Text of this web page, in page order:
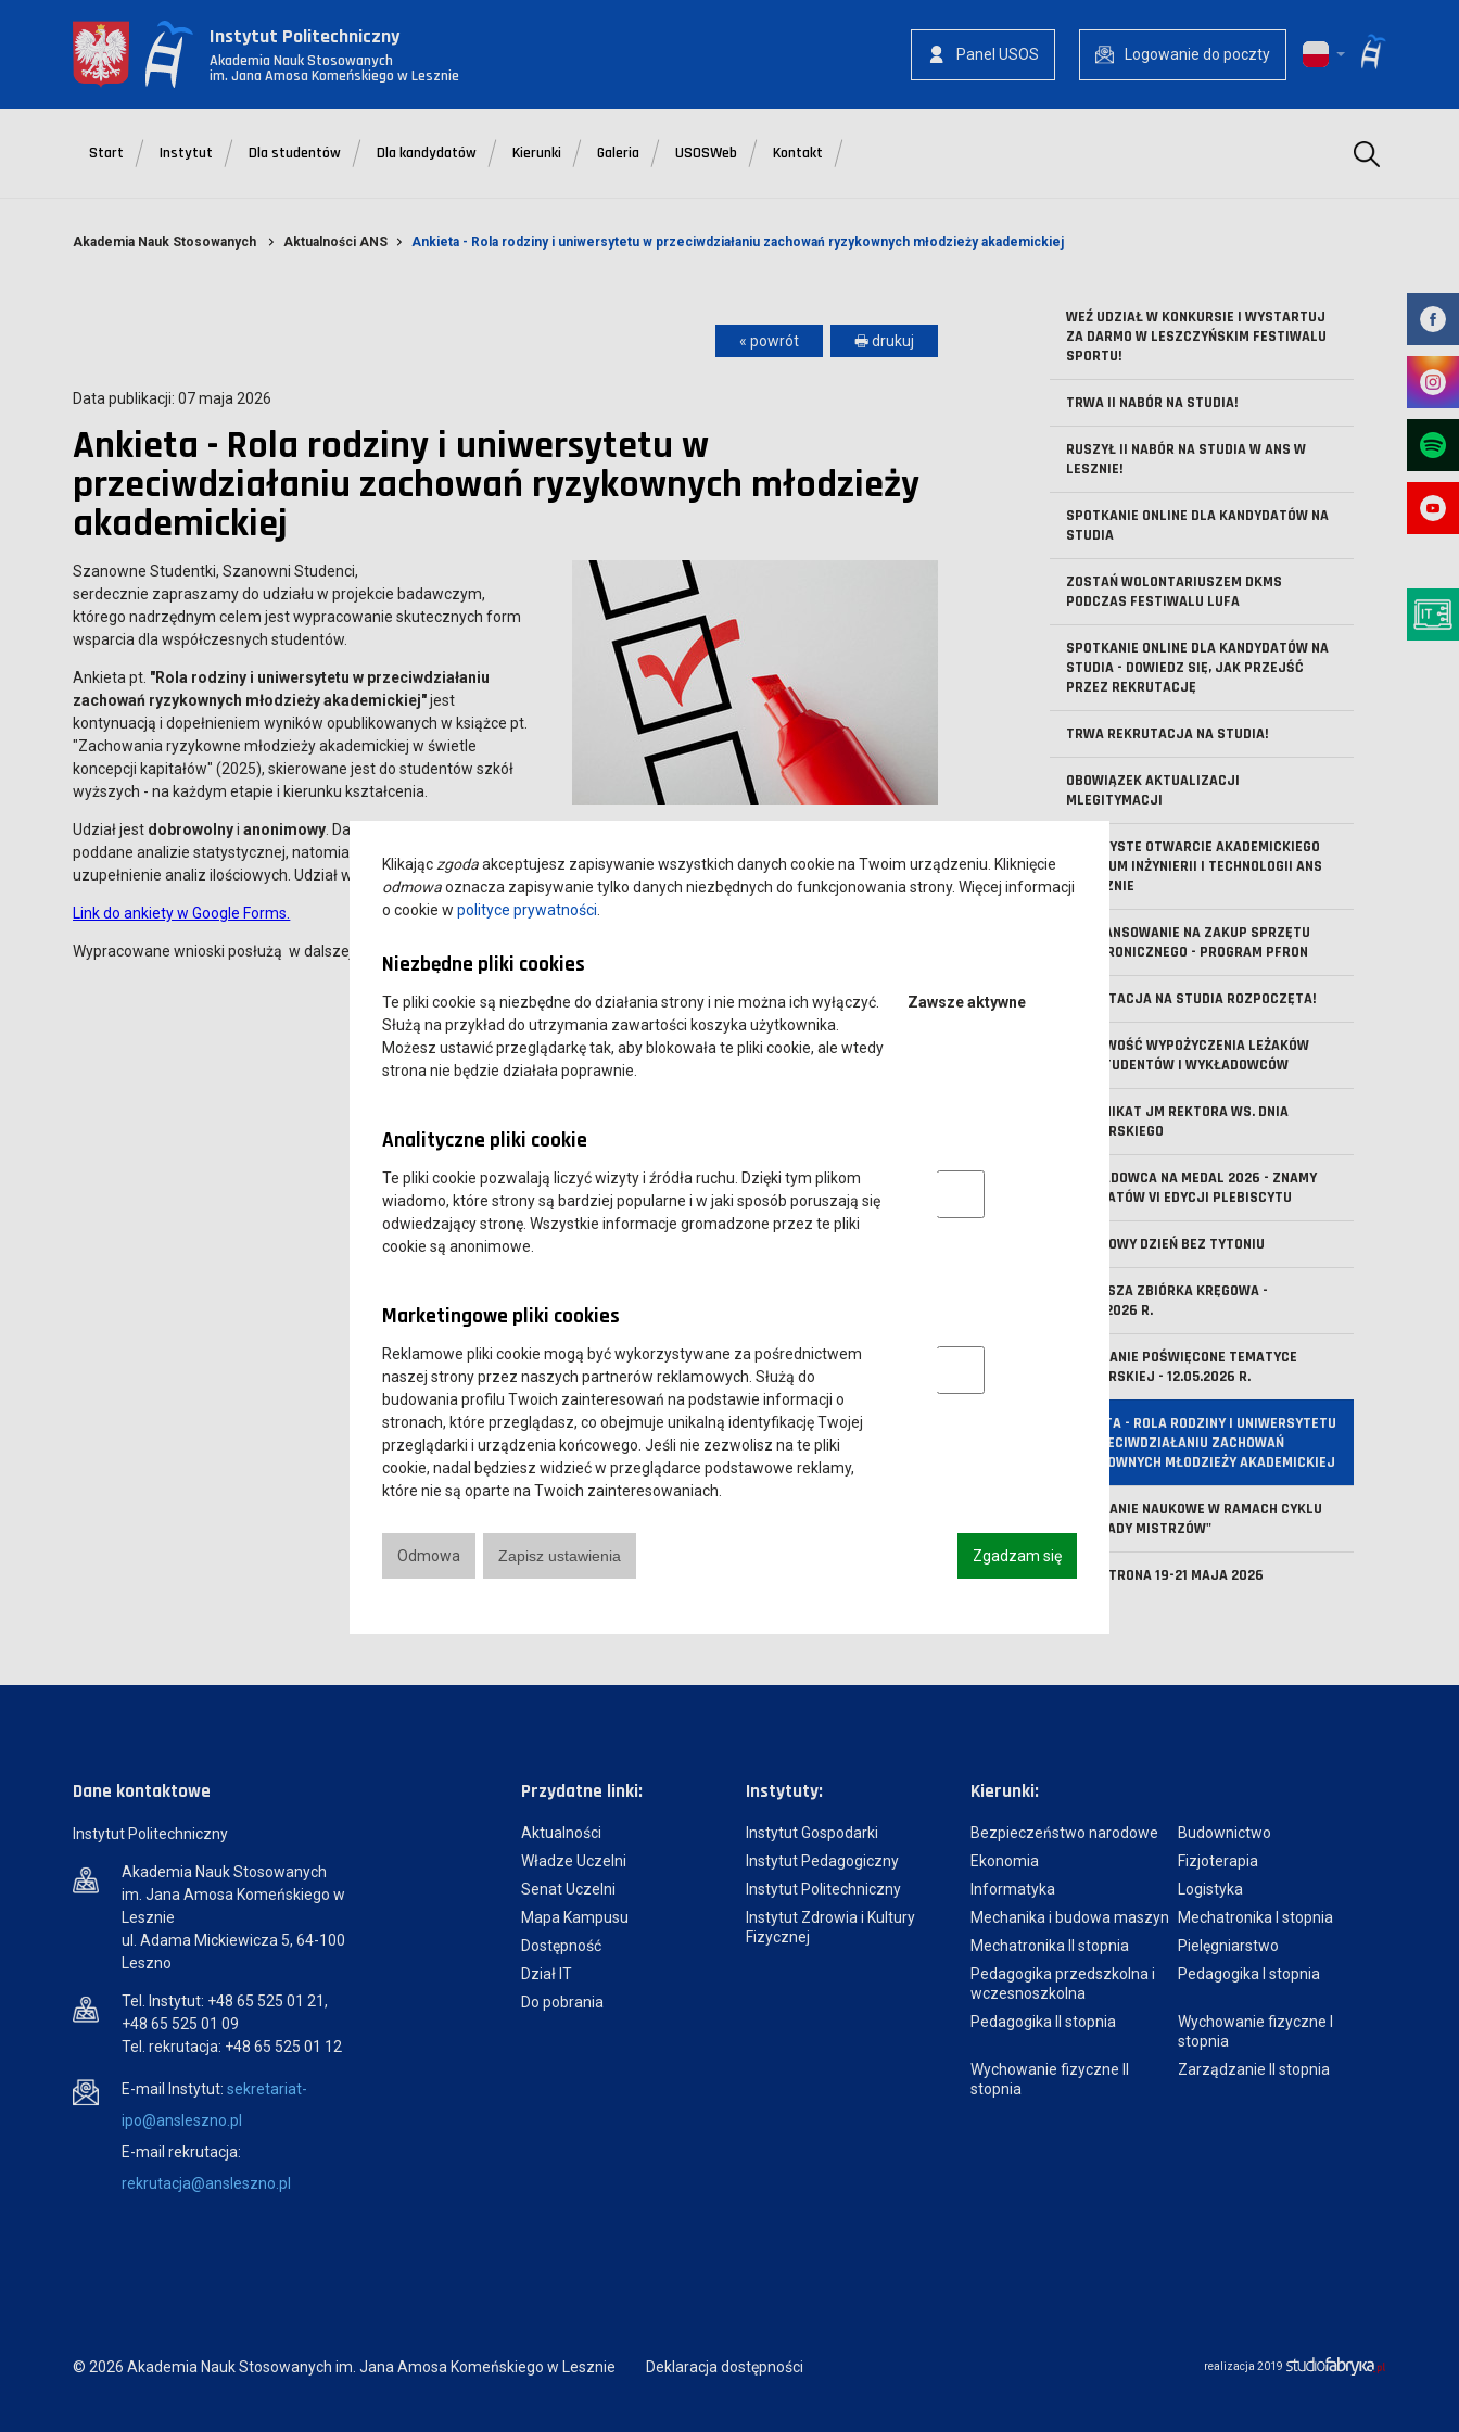
Instytut Politechniczny
Akademia Nauk Stosowanych
im. Jana Amosa Komeńskiego w Lesznie
Panel USOS Logowanie do poczty
Start Instytut Dla studentów Dla kandydatów Kierunki Galeria USOSWeb Kontakt Szukaj
Akademia Nauk Stosowanych Aktualności ANS Ankieta - Rola rodziny i uniwersytetu w przeciwdziałaniu zachowań ryzykownych młodzieży akademickiej
WEŹ UDZIAŁ W KONKURSIE I WYSTARTUJ
ZA DARMO W LESZCZYŃSKIM FESTIWALU
SPORTU!
TRWA II NABÓR NA STUDIA!
RUSZYŁ II NABÓR NA STUDIA W ANS W
LESZNIE!
SPOTKANIE ONLINE DLA KANDYDATÓW NA
STUDIA
ZOSTAŃ WOLONTARIUSZEM DKMS
PODCZAS FESTIWALU LUFA
SPOTKANIE ONLINE DLA KANDYDATÓW NA
STUDIA - DOWIEDZ SIĘ, JAK PRZEJŚĆ
PRZEZ REKRUTACJĘ
TRWA REKRUTACJA NA STUDIA!
OBOWIĄZEK AKTUALIZACJI
MLEGITYMACJI
UROCZYSTE OTWARCIE AKADEMICKIEGO
CENTRUM INŻYNIERII I TECHNOLOGII ANS
W LESZNIE
DOFINANSOWANIE NA ZAKUP SPRZĘTU
ELEKTRONICZNEGO - PROGRAM PFRON
REKRUTACJA NA STUDIA ROZPOCZĘTA!
MOŻLIWOŚĆ WYPOŻYCZENIA LEŻAKÓW
DLA STUDENTÓW I WYKŁADOWCÓW
KOMUNIKAT JM REKTORA WS. DNIA
REKTORSKIEGO
WYKŁADOWCA NA MEDAL 2026 - ZNAMY
LAUREATÓW VI EDYCJI PLEBISCYTU
ŚWIATOWY DZIEŃ BEZ TYTONIU
PIERWSZA ZBIÓRKA KRĘGOWA -
29.05.2026 R.
SPOTKANIE POŚWIĘCONE TEMATYCE
HARCERSKIEJ - 12.05.2026 R.
ANKIETA - ROLA RODZINY I UNIWERSYTETU
W PRZECIWDZIAŁANIU ZACHOWAŃ
RYZYKOWNYCH MŁODZIEŻY AKADEMICKIEJ
SPOTKANIE NAUKOWE W RAMACH CYKLU
"WYKŁADY MISTRZÓW"
DNI PATRONA 19-21 MAJA 2026
« powrót 🖶 drukuj
Data publikacji: 07 maja 2026
Ankieta - Rola rodziny i uniwersytetu w
przeciwdziałaniu zachowań ryzykownych młodzieży
akademickiej
Szanowne Studentki, Szanowni Studenci,
serdecznie zapraszamy do udziału w projekcie badawczym,
którego nadrzędnym celem jest wypracowanie skutecznych form
wsparcia dla współczesnych studentów.
Ankieta pt. "Rola rodziny i uniwersytetu w przeciwdziałaniu
zachowań ryzykownych młodzieży akademickiej"jest
kontynuacją i dopełnieniem wyników opublikowanych w książce pt.
"Zachowania ryzykowne młodzieży akademickiej w świetle
koncepcji kapitałów" (2025), skierowane jest do studentów szkół
wyższych - na każdym etapie i kierunku kształcenia.
Udział jest dobrowolnyianonimowy . Dane ilościowe zostaną
poddane analizie statystycznej, natomiast dane jakościowe (fakultatywne) zostaną w pełni zanonimizowane i posłużą jako
uzupełnienie analiz ilościowych. Udział w badaniu zajmuje ok. 15 min.
Link do ankiety w Google Forms.
Wypracowane wnioski posłużą w dalszej pracy dydaktycznej i wychowawczej. Zachęcamy do wypełnienia ankiety.
Dane kontaktowe
Instytut Politechniczny
Akademia Nauk Stosowanych
im. Jana Amosa Komeńskiego w
Lesznie
ul. Adama Mickiewicza 5, 64-100
Leszno
Tel. Instytut: +48 65 525 01 21,
+48 65 525 01 09
Tel. rekrutacja: +48 65 525 01 12
E-mail Instytut:sekretariat-
ipo@ansleszno.pl
E-mail rekrutacja:
rekrutacja@ansleszno.pl
Przydatne linki:
Aktualności
Władze Uczelni
Senat Uczelni
Mapa Kampusu
Dostępność
Dział IT
Do pobrania
Instytuty:
Instytut Gospodarki
Instytut Pedagogiczny
Instytut Politechniczny
Instytut Zdrowia i Kultury
Fizycznej
Kierunki:
Bezpieczeństwo narodowe
Budownictwo
Ekonomia
Fizjoterapia
Informatyka
Logistyka
Mechanika i budowa maszyn
Mechatronika I stopnia
Mechatronika II stopnia
Pielęgniarstwo
Pedagogika przedszkolna i
wczesnoszkolna
Pedagogika I stopnia
Pedagogika II stopnia
Wychowanie fizyczne I
stopnia
Wychowanie fizyczne II
stopnia
Zarządzanie II stopnia
© 2026 Akademia Nauk Stosowanych im. Jana Amosa Komeńskiego w Lesznie Deklaracja dostępności realizacja 2019
Klikając zgodaakceptujesz zapisywanie wszystkich danych cookie na Twoim urządzeniu. Kliknięcie
odmowaoznacza zapisywanie tylko danych niezbędnych do funkcjonowania strony. Więcej informacji
o cookie w polityce prywatności
Niezbędne pliki cookies
Te pliki cookie są niezbędne do działania strony i nie można ich wyłączyć.
Służą na przykład do utrzymania zawartości koszyka użytkownika.
Możesz ustawić przeglądarkę tak, aby blokowała te pliki cookie, ale wtedy
strona nie będzie działała poprawnie.
Zawsze aktywne
Analityczne pliki cookie
Te pliki cookie pozwalają liczyć wizyty i źródła ruchu. Dzięki tym plikom
wiadomo, które strony są bardziej popularne i w jaki sposób poruszają się
odwiedzający stronę. Wszystkie informacje gromadzone przez te pliki
cookie są anonimowe.
Analityczne pliki cookie
Marketingowe pliki cookies
Reklamowe pliki cookie mogą być wykorzystywane za pośrednictwem
naszej strony przez naszych partnerów reklamowych. Służą do
budowania profilu Twoich zainteresowań na podstawie informacji o
stronach, które przeglądasz, co obejmuje unikalną identyfikację Twojej
przeglądarki i urządzenia końcowego. Jeśli nie zezwolisz na te pliki
cookie, nadal będziesz widzieć w przeglądarce podstawowe reklamy,
które nie są oparte na Twoich zainteresowaniach.
Marketingowe pliki cookies
Odmowa Zapisz ustawienia Zgadzam się